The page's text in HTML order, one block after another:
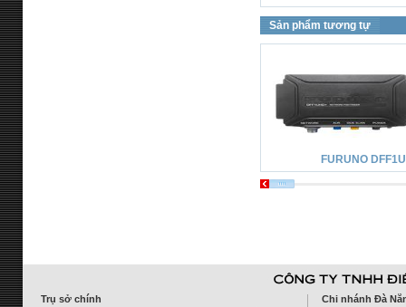
Sản phẩm tương tự
FURUNO
Trụ sở chính
Chi nhánh Đà